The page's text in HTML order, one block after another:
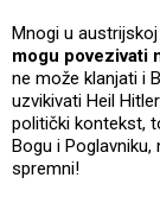
Mnogi u
mogu povezivati
ne može klanjati i
uzvikivati Heil
politički kontekst,
Bogu i
spremni!